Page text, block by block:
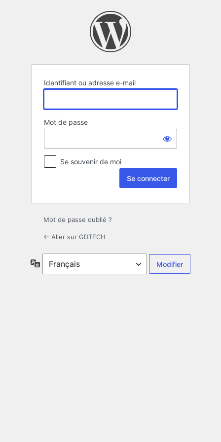
Identifiant ou adresse e-mail
Mot de passe
Se souvenir de moi
Mot de passe oublié ?
← Aller sur GDTECH
Langue